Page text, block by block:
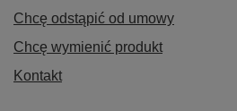
Chcę odstąpić od umowy
Chcę wymienić produkt
Kontakt